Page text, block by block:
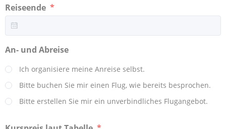
Reiseende
An- und Abreise
Ich organisiere meine Anreise selbst.
Bitte buchen Sie mir einen Flug, wie bereits besprochen.
Bitte erstellen Sie mir ein unverbindliches Flugangebot.